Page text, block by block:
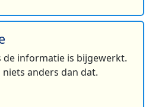
de informatie is bijgewerkt.
anders dan dat.